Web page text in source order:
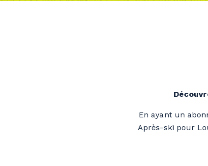
En ayant un
Après-ski pour